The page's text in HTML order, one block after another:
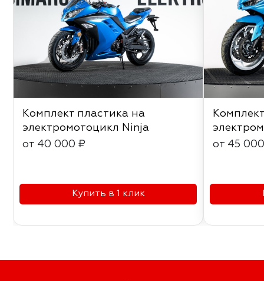
Комплект пластика на
электромотоцикл Ninja
от 40 000 ₽
Купить в 1 клик
от 45